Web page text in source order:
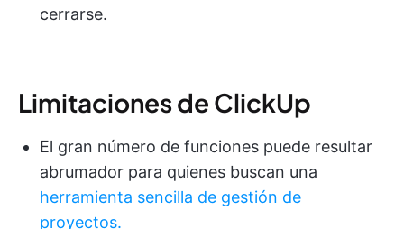
cerrarse.
Limitaciones de ClickUp
El gran número de funciones puede resultar
abrumador para quienes buscan una
herramienta sencilla de gestión de
proyectos.